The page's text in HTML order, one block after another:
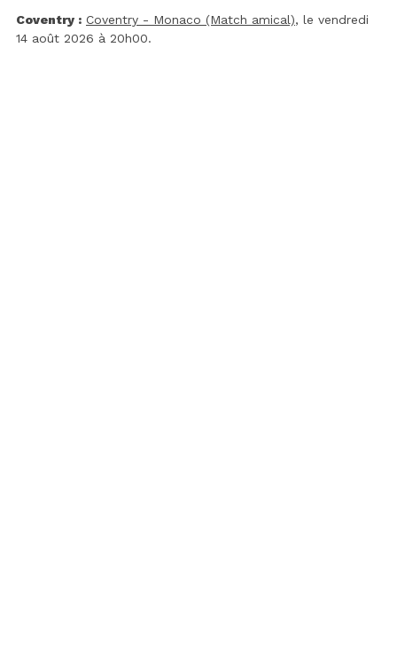
Coventry : Coventry - Monaco (Match amical), le vendredi
14 août 2026 à 20h00.